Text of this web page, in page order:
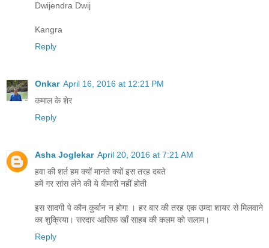
Dwijendra Dwij
Kangra
Reply
Onkar April 16, 2016 at 12:21 PM
कमाल के शेर
Reply
Asha Joglekar April 20, 2016 at 7:21 AM
हवा की शर्त हम क्यों मानते क्यों इस तरह दबते
हमें गर सांस लेने की ये बीमारी नहीं होती
इस सादगी पे कौन कुर्बान न होगा । हर बार की तरह एक उम्दा शायर से मिलवाने
का शुक्रिया। सरदार आसिफ खाँ साहब की कलम को सलाम।
Reply